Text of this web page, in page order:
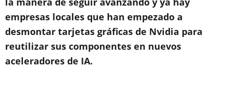
empresas locales que han empezado a
desmontar tarjetas gráficas de Nvidia para
reutilizar sus componentes en nuevos
aceleradores de IA.